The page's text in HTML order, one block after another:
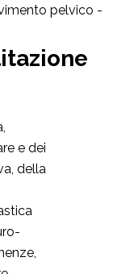
e dei
della